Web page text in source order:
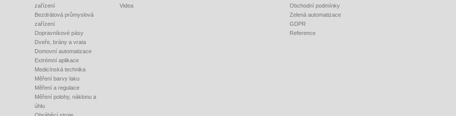
zařízení
Bezdrátová průmyslová
zařízení
Dopravníkové pásy
Dveře, brány a vrata
Domovní automatizace
Extrémní aplikace
Medicínská technika
Měření barvy laku
Měření a regulace
Měření polohy, náklonu a
úhlu
Videa
Obchodní podmínky
Zelená automatizace
GDPR
Reference